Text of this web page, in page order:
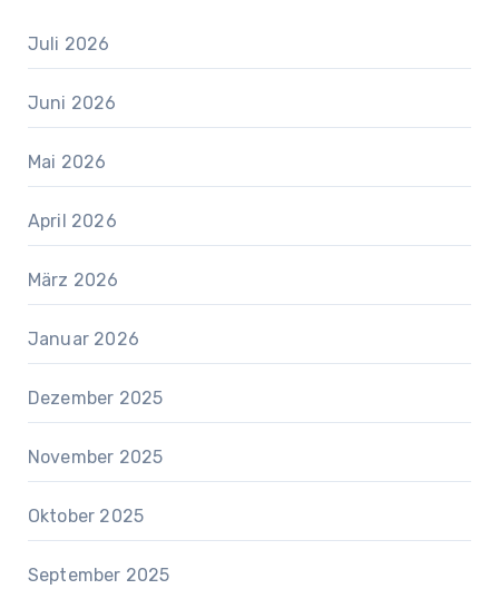
Juli 2026
Juni 2026
Mai 2026
April 2026
März 2026
Januar 2026
Dezember 2025
November 2025
Oktober 2025
September 2025